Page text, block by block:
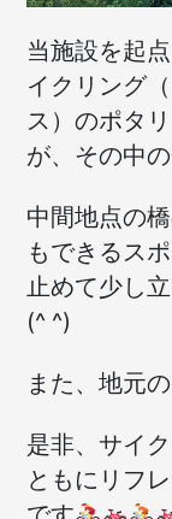
当施設を起
イクリング
ス）のポタ
が、その中の
中間地点の
もできるス
止めて少し
(^ ^)
また、地元
是非、サイ
ともにリフ